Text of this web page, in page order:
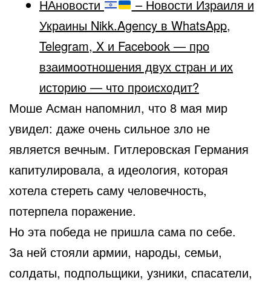
НАновости
– Новости Израиля и
Украины Nikk.Agency в WhatsApp,
Telegram, X и Facebook — про
взаимоотношения двух стран и их
историю — что происходит?
Моше Асман напомнил, что 8 мая мир
увидел: даже очень сильное зло не
является вечным. Гитлеровская Германия
капитулировала, а идеология, которая
хотела стереть саму человечность,
потерпела поражение.
Но эта победа не пришла сама по себе.
За ней стояли армии, народы, семьи,
солдаты, подпольщики, узники, спасатели,